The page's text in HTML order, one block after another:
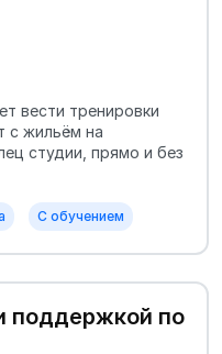
вести тренировки
с жильём на
студии, прямо и без
С обучением
поддержкой по